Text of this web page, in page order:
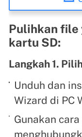
Pulihkan file
kartu SD:
Langkah 1.
Unduh dan
Wizard di PC
Gunakan